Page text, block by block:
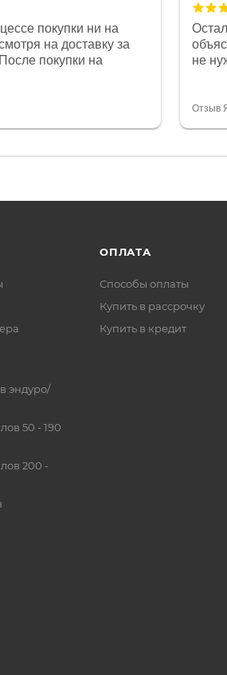
покупки ни на
на доставку за
покупки на
магазина
была решена.
к клиенту после
не
Отзыв
эндуро/
50 - 190
200 -
ОПЛАТА
Способы оплаты
Купить в рассрочку
Купить в кредит